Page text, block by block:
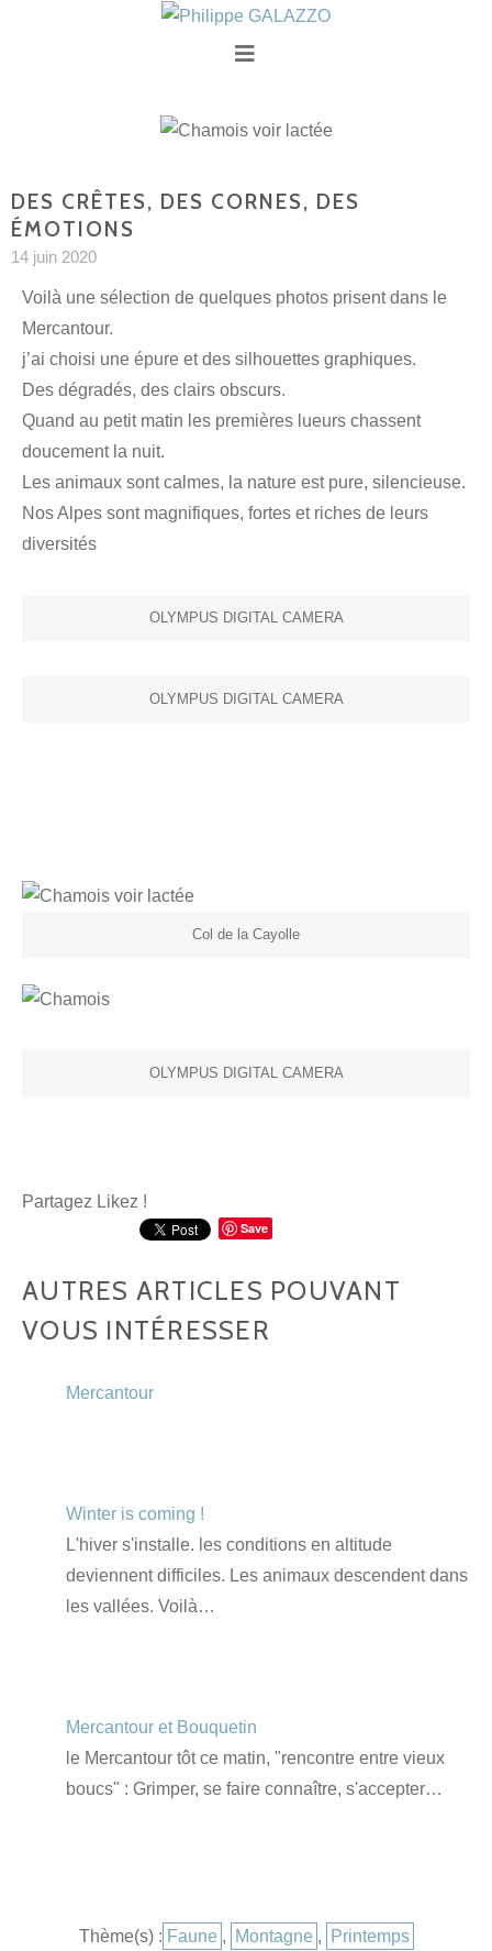
DES CRÊTES, DES CORNES, DES
ÉMOTIONS
14 juin 2020
Voilà une sélection de quelques photos prisent dans le
Mercantour.
j’ai choisi une épure et des silhouettes graphiques.
Des dégradés, des clairs obscurs.
Quand au petit matin les premières lueurs chassent
doucement la nuit.
Les animaux sont calmes, la nature est pure, silencieuse.
Nos Alpes sont magnifiques, fortes et riches de leurs
diversités
OLYMPUS DIGITAL CAMERA
OLYMPUS DIGITAL CAMERA
Col de la Cayolle
OLYMPUS DIGITAL CAMERA
Partagez Likez !
Save
AUTRES ARTICLES POUVANT
VOUS INTÉRESSER
Mercantour
Winter is coming !
L'hiver s'installe. les conditions en altitude
deviennent difficiles. Les animaux descendent dans
les vallées. Voilà…
Mercantour et Bouquetin
le Mercantour tôt ce matin, "rencontre entre vieux
boucs" : Grimper, se faire connaître, s'accepter…
Thème(s) :Catégories
Faune , Montagne , Printemps